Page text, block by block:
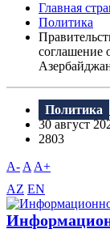
Главная
Политика
соглашение
Политика
30 август
2803
A- A A+
AZ EN